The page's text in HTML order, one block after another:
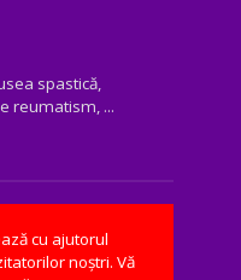
spastică,
reumatism, ...
cu ajutorul
noștri. Vă